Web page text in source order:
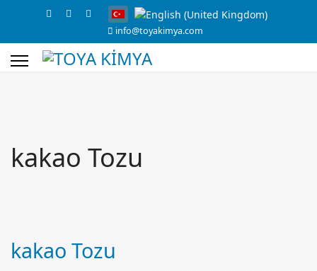
info@toyakimya.com
kakao Tozu
kakao Tozu